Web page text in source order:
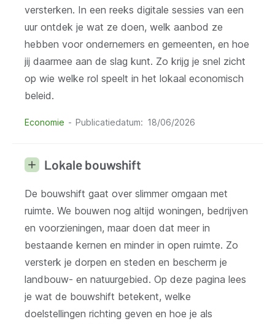
versterken. In een reeks digitale sessies van een
uur ontdek je wat ze doen, welk aanbod ze
hebben voor ondernemers en gemeenten, en hoe
jij daarmee aan de slag kunt. Zo krijg je snel zicht
op wie welke rol speelt in het lokaal economisch
beleid.
Economie Publicatiedatum 18/06/2026
Lokale bouwshift
De bouwshift gaat over slimmer omgaan met
ruimte. We bouwen nog altijd woningen, bedrijven
en voorzieningen, maar doen dat meer in
bestaande kernen en minder in open ruimte. Zo
versterk je dorpen en steden en bescherm je
landbouw- en natuurgebied. Op deze pagina lees
je wat de bouwshift betekent, welke
doelstellingen richting geven en hoe je als